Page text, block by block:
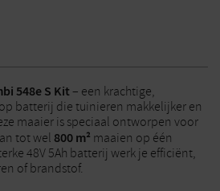
548e S Kit – een krachtige,
batterij die tuinieren makkelijker en
maaier is speciaal ontworpen voor
tot wel 800 m² maaien op één
48V 5Ah batterij werk je efficiënt,
of brandstof.